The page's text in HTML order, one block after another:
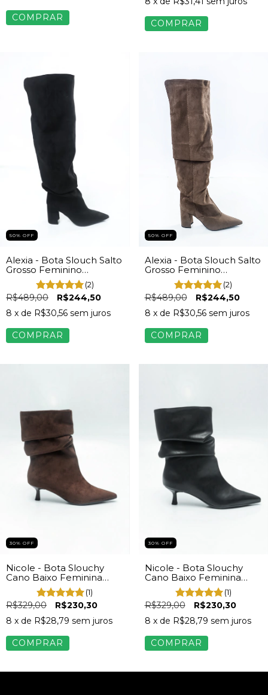
COMPRAR
COMPRAR
50% OFF
Alexia - Bota Slouch Salto
Grosso Feminino
Camurça Preto
(2)
R$489,00
R$244,50
8 x de R$30,56 sem juros
COMPRAR
50% OFF
Alexia - Bota Slouch Salto
Grosso Feminino
Camurça Cinza
(2)
R$489,00
R$244,50
8 x de R$30,56 sem juros
COMPRAR
30% OFF
Nicole - Bota Slouchy
Cano Baixo Feminina
Camurça Marrom (1)
R$329,00
R$230,30
8 x de R$28,79 sem juros
COMPRAR
30% OFF
Nicole - Bota Slouchy
Cano Baixo Feminina
Napa Preto
(1)
R$329,00
R$230,30
8 x de R$28,79 sem juros
COMPRAR